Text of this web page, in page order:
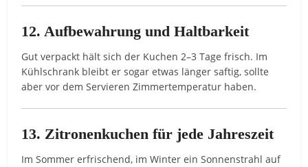
12. Aufbewahrung und Haltbarkeit
Gut verpackt hält sich der Kuchen 2–3 Tage frisch. Im
Kühlschrank bleibt er sogar etwas länger saftig, sollte
aber vor dem Servieren Zimmertemperatur haben.
13. Zitronenkuchen für jede Jahreszeit
Im Sommer erfrischend, im Winter ein Sonnenstrahl auf